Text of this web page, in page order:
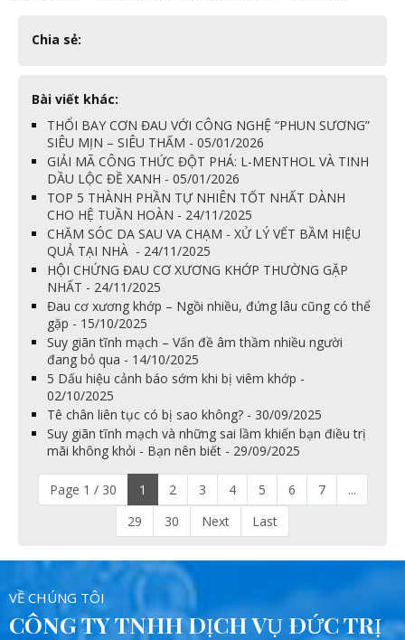
Chia sẻ:
Bài viết khác:
THỔI BAY CƠN ĐAU VỚI CÔNG NGHỆ “PHUN SƯƠNG”
SIÊU MỊN – SIÊU THẤM - 05/01/2026
GIẢI MÃ CÔNG THỨC ĐỘT PHÁ: L-MENTHOL VÀ TINH
DẦU LỘC ĐỀ XANH - 05/01/2026
TOP 5 THÀNH PHẦN TỰ NHIÊN TỐT NHẤT DÀNH
CHO HỆ TUẦN HOÀN - 24/11/2025
CHĂM SÓC DA SAU VA CHẠM - XỬ LÝ VẾT BẦM HIỆU
QUẢ TẠI NHÀ - 24/11/2025
HỘI CHỨNG ĐAU CƠ XƯƠNG KHỚP THƯỜNG GẶP
NHẤT - 24/11/2025
Đau cơ xương khớp – Ngồi nhiều, đứng lâu cũng có thể
gặp - 15/10/2025
Suy giãn tĩnh mạch – Vấn đề âm thầm nhiều người
đang bỏ qua - 14/10/2025
5 Dấu hiệu cảnh báo sớm khi bị viêm khớp -
02/10/2025
Tê chân liên tục có bị sao không? - 30/09/2025
Suy giãn tĩnh mạch và những sai lầm khiến bạn điều trị
mãi không khỏi - Bạn nên biết - 29/09/2025
Page 1 / 30 1 2 3 4 5 6 7
...
29
30 Next Last
VỀ CHÚNG TÔI
CÔNG TY TNHH DỊCH VỤ ĐỨC TRỊ